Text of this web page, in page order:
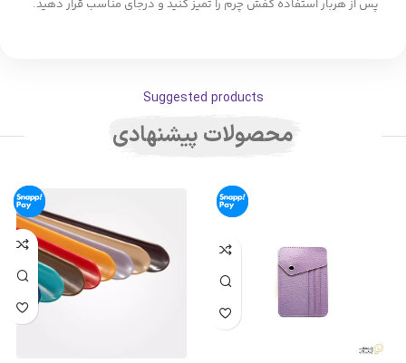
پس از هربار استفاده کفش چرم را تمیز کنید و درجای مناسب قرار دهید.
Suggested products
محصولات پیشنهادی